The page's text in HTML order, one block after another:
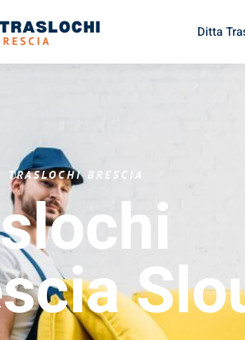
Ditta
TRASLOCHI BRESCIA